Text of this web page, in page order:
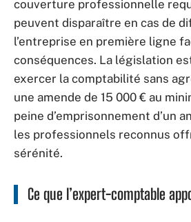
couverture professionnelle
peuvent disparaître en cas de
l’entreprise en première ligne
conséquences. La législation
exercer la comptabilité sans
une amende de 15 000 € au
peine d’emprisonnement d’un
les professionnels reconnus
sérénité.
Ce que l’expert-comptable